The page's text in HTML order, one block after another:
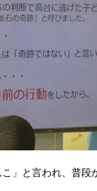
こ」と言われ、普段